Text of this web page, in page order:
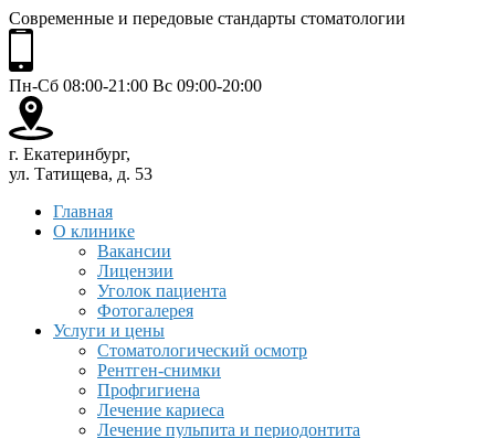
Современные и передовые стандарты стоматологии
Пн-Сб 08:00-21:00 Вс 09:00-20:00
г. Екатеринбург,
ул. Татищева, д. 53
Главная
О клинике
Вакансии
Лицензии
Уголок пациента
Фотогалерея
Услуги и цены
Стоматологический осмотр
Рентген-снимки
Профгигиена
Лечение кариеса
Лечение пульпита и периодонтита